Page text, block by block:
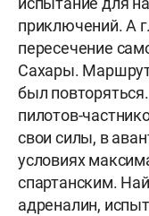
приключений. А
пересечение
Сахары.
был
пилотов-
свои силы, в
условиях
спартанским.
адреналин,